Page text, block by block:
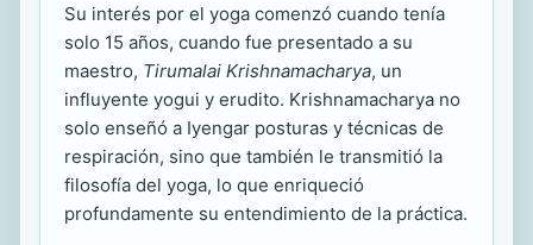
Su interés por el yoga comenzó cuando tenía
solo 15 años, cuando fue presentado a su
maestro, Tirumalai Krishnamacharya, un
influyente yogui y erudito. Krishnamacharya no
solo enseñó a Iyengar posturas y técnicas de
respiración, sino que también le transmitió la
filosofía del yoga, lo que enriqueció
profundamente su entendimiento de la práctica.